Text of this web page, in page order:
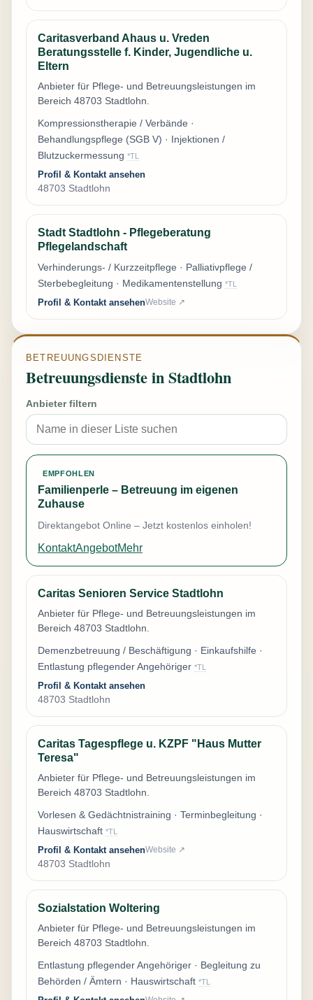
Caritasverband Ahaus u. Vreden
Beratungsstelle f. Kinder, Jugendliche u.
Eltern
Anbieter für Pflege- und Betreuungsleistungen im
Bereich 48703 Stadtlohn.
Kompressionstherapie / Verbände ·
Behandlungspflege (SGB V) · Injektionen /
Blutzuckermessung *TL
Profil & Kontakt ansehen
48703 Stadtlohn
Stadt Stadtlohn - Pflegeberatung
Pflegelandschaft
Verhinderungs- / Kurzzeitpflege · Palliativpflege /
Sterbebegleitung · Medikamentenstellung *TL
Profil & Kontakt ansehenWebsite ↗
BETREUUNGSDIENSTE
Betreuungsdienste in Stadtlohn
Anbieter filtern
EMPFOHLEN
Familienperle – Betreuung im eigenen
Zuhause
Direktangebot Online – Jetzt kostenlos einholen!
KontaktAngebotMehr
Caritas Senioren Service Stadtlohn
Anbieter für Pflege- und Betreuungsleistungen im
Bereich 48703 Stadtlohn.
Demenzbetreuung / Beschäftigung · Einkaufshilfe ·
Entlastung pflegender Angehöriger *TL
Profil & Kontakt ansehen
48703 Stadtlohn
Caritas Tagespflege u. KZPF "Haus Mutter
Teresa"
Anbieter für Pflege- und Betreuungsleistungen im
Bereich 48703 Stadtlohn.
Vorlesen & Gedächtnistraining · Terminbegleitung ·
Hauswirtschaft *TL
Profil & Kontakt ansehenWebsite ↗
48703 Stadtlohn
Sozialstation Woltering
Anbieter für Pflege- und Betreuungsleistungen im
Bereich 48703 Stadtlohn.
Entlastung pflegender Angehöriger · Begleitung zu
Behörden / Ämtern · Hauswirtschaft *TL